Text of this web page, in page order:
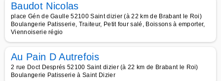
Baudot Nicolas
place Gén de Gaulle 52100 Saint dizier (à 22 km de Brabant le Roi)
Boulangerie Patisserie, Traiteur, Petit four salé, Boissons à emporter,
Viennoiserie régio
Au Pain D Autrefois
2 rue Doct Després 52100 Saint dizier (à 22 km de Brabant le Roi)
Boulangerie Patisserie à Saint Dizier